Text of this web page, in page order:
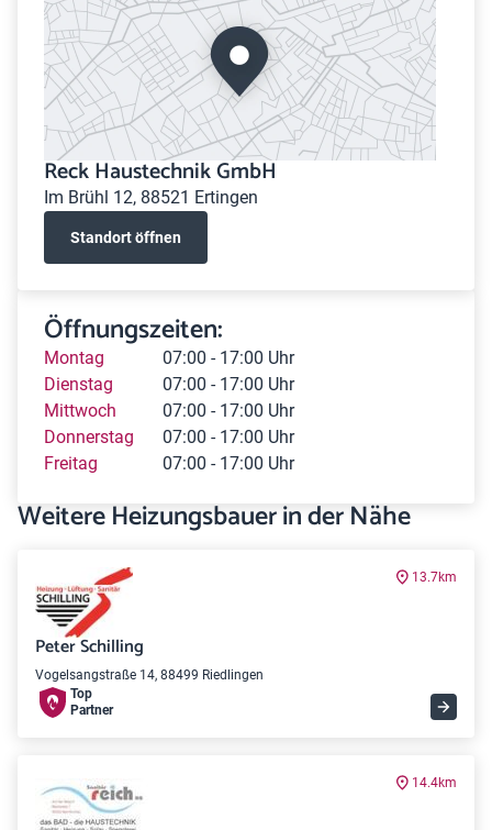
Reck Haustechnik GmbH
Im Brühl 12, 88521 Ertingen
Standort öffnen
Öffnungszeiten:
Montag
07:00 - 17:00 Uhr
Dienstag
07:00 - 17:00 Uhr
Mittwoch
07:00 - 17:00 Uhr
Donnerstag
07:00 - 17:00 Uhr
Freitag
07:00 - 17:00 Uhr
Weitere Heizungsbauer in der Nähe
13.7km
Peter Schilling
Vogelsangstraße 14, 88499 Riedlingen
Top
Partner
14.4km